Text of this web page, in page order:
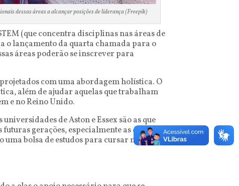
dessas áreas a alcançar posições de liderança (Freepik)
(que concentra disciplinas nas áreas de
o lançamento da quarta chamada para o
áreas poderão se inscrever para
com uma abordagem holística. O
além de ajudar aquelas que trabalham
e no Reino Unido.
de Aston e Essex são as que
gerações, especialmente as que vivem
bolsa de estudos para cursar mestrado